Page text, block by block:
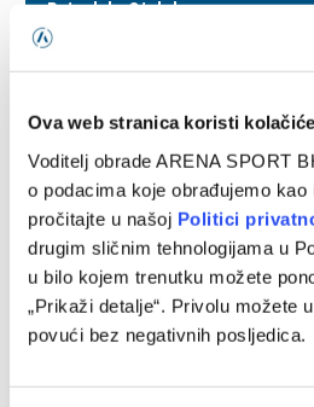
Ova web stranica koristi kolačiće
Voditelj obrade ARENA SPORT
o podacima koje obrađujemo
pročitajte u našoj Politici
drugim sličnim tehnologijama u
u bilo kojem trenutku možete
„Prikaži detalje“. Privolu možete
povući bez negativnih posljedica.